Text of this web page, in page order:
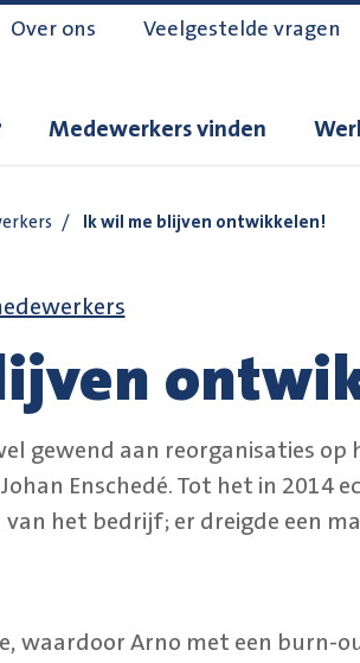
Over ons Veelgestelde vragen
Medewerkers vinden
/ Ik wil me blijven ontwikkelen!
gewend aan reorganisaties op
Enschedé. Tot het in 2014
het bedrijf; er dreigde een
waardoor Arno met een burn-